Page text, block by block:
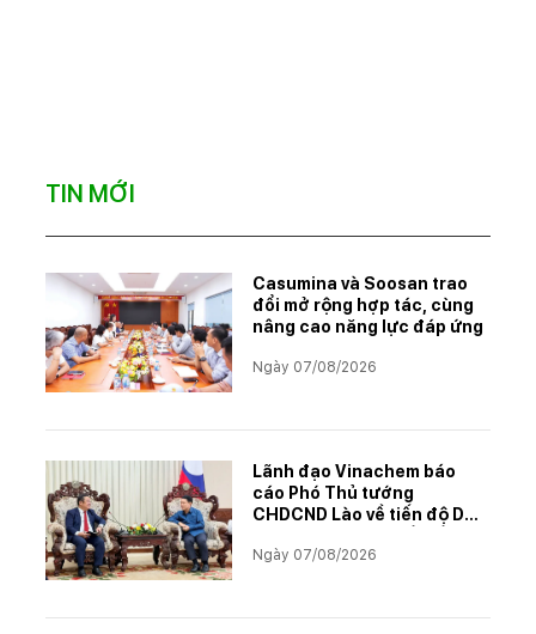
TIN MỚI
Casumina và Soosan trao
đổi mở rộng hợp tác, cùng
nâng cao năng lực đáp ứng
Ngày 07/08/2026
Lãnh đạo Vinachem báo
cáo Phó Thủ tướng
CHDCND Lào về tiến độ Dự
muối mỏ Kali
Ngày 07/08/2026